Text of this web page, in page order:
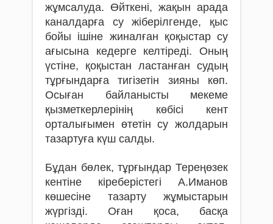
жұмсалуда. Өйткені, жақын арада
каналдарға су жіберілгенде, қыс
бойы ішіне жиналған қоқыстар су
ағысына кедерге келтіреді. Оның
үстіне, қоқыстан ластанған судың
тұрғындарға тигізетін зияны көп.
Осыған байланысты мекеме
қызметкерлерінің көбісі кент
орталығымен өтетін су жолдарын
тазартуға күш салды.
Бұдан бөлек, тұрғындар Тереңөзек
кентіне кіреберістегі А.Иманов
көшесіне тазарту жұмыстарын
жүргізді. Оған қоса, басқа